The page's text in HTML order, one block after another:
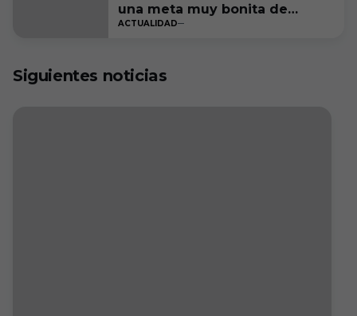
una meta muy bonita de
cumplir”
ACTUALIDAD
Siguientes noticias